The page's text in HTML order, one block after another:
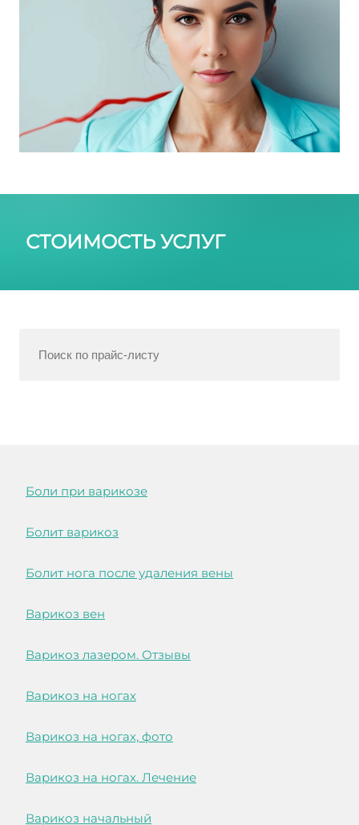
СТОИМОСТЬ УСЛУГ
Боли при варикозе
Болит варикоз
Болит нога после удаления вены
Варикоз вен
Варикоз лазером. Отзывы
Варикоз на ногах
Варикоз на ногах, фото
Варикоз на ногах. Лечение
Варикоз начальный